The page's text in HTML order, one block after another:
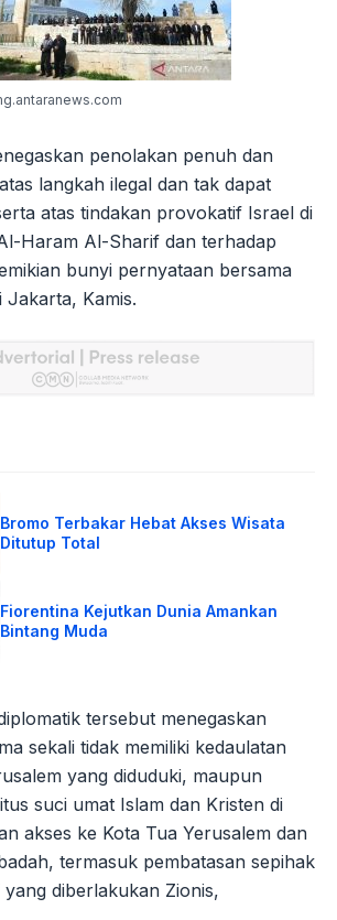
penolakan penuh dan
langkah ilegal dan tak dapat
atas tindakan provokatif Israel di
Haram Al-Sharif dan terhadap
bunyi pernyataan bersama
Jakarta, Kamis.
Bromo Terbakar Hebat Akses Wisata
Ditutup Total
Fiorentina Kejutkan Dunia Amankan
Bintang Muda
tersebut menegaskan
sekali tidak memiliki kedaulatan
yang diduduki, maupun
suci umat Islam dan Kristen di
akses ke Kota Tua Yerusalem dan
termasuk pembatasan sepihak
diberlakukan Zionis,